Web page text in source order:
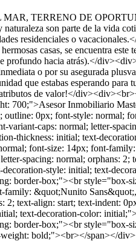
TERRENO DE
naturaleza son parte de la
residenciales o
casas, se encuentra
profundo hacia atrás).</
o por su asegurada
que estabas esperando
atributos de valor!</
700;">Asesor Inmobiliario
0px; font-style: normal;
variant-caps: normal; letter-
thickness: initial; text-
font-size: 14px; font-
spacing: normal; orphans:
style: initial; text-
border-box;"><br
&quot;Nunito
2; text-align: start; text-indent:
text-decoration-color:
border-box;"><br
bold;"><br></span></